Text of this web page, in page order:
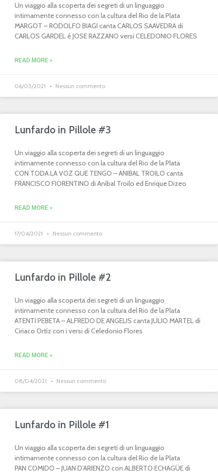
Un viaggio alla scoperta dei segreti di un linguaggio
intimamente connesso con la cultura del Rio de la Plata
MARGOT – RODOLFO BIAGI canta CARLOS SAAVEDRA di
CARLOS GARDEL é JOSE RAZZANO versi CELEDONIO FLORES
READ MORE »
06/05/2021 Nessun commento
Lunfardo in Pillole #3
Un viaggio alla scoperta dei segreti di un linguaggio
intimamente connesso con la cultura del Rio de la Plata
CON TODA LA VOZ QUE TENGO – ANIBAL TROILO canta
FRANCISCO FIORENTINO di Aníbal Troilo ed Enrique Dizeo
READ MORE »
17/04/2021 Nessun commento
Lunfardo in Pillole #2
Un viaggio alla scoperta dei segreti di un linguaggio
intimamente connesso con la cultura del Rio de la Plata
ATENTI PEBETA – ALFREDO DE ANGELIS canta JULIO MARTEL di
Ciriaco Ortíz con i versi di Celedonio Flores
READ MORE »
08/04/2021 Nessun commento
Lunfardo in Pillole #1
Un viaggio alla scoperta dei segreti di un linguaggio
intimamente connesso con la cultura del Rio de la Plata
PAN COMIDO – JUAN D’ARIENZO con ALBERTO ECHAGÜE di